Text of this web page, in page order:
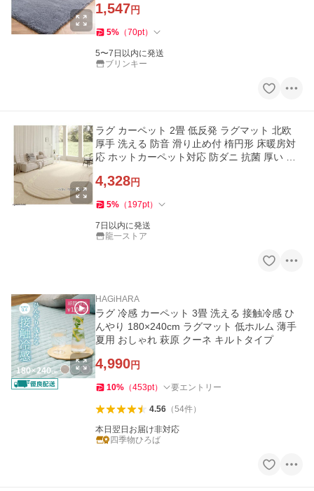
1,547円
5% （70pt）
5〜7日以内に発送
ブリンキー
ラグ カーペット 2畳 低反発 ラグマット 北欧
厚手 洗える 防音 滑り止め付 楕円形 床暖房対
応 ホットカーペット対応 防ダニ 抗菌 厚い オ
4,328円
5% （ 197pt）
7日以内に発送
龍一ストア
HAGiHARA
ラグ 冷感 カーペット 3畳 洗える 接触冷感 ひ
んやり 180×240cm ラグマット 低ホルム 薄手
夏用 おしゃれ 萩原 クーネ キルトタイプ
4,990円
10% （453pt） 要エントリー
4.56（54件）
本日翌日お届け非対応
四季物ひろば